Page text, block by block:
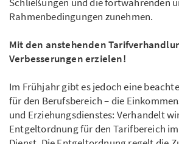
Rahmenbedingungen zunehmen.
Mit den anstehenden
Verbesserungen erzielen!
Im Frühjahr gibt es jedoch eine
für den Berufsbereich – die
und Erziehungsdienstes: Verhandelt
Entgeltordnung für den Tarifbereich